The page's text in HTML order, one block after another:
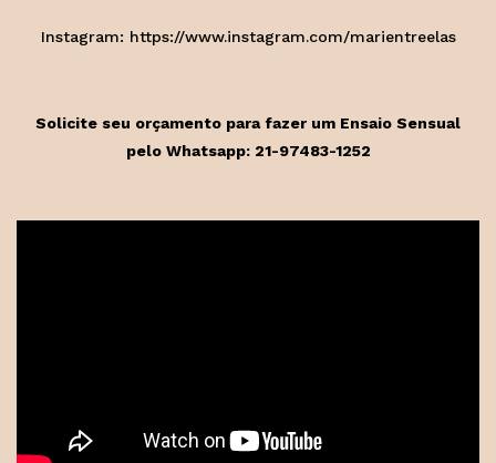
Instagram: https://www.instagram.com/marientreelas
Solicite seu orçamento para fazer um Ensaio Sensual
pelo Whatsapp: 21-97483-1252